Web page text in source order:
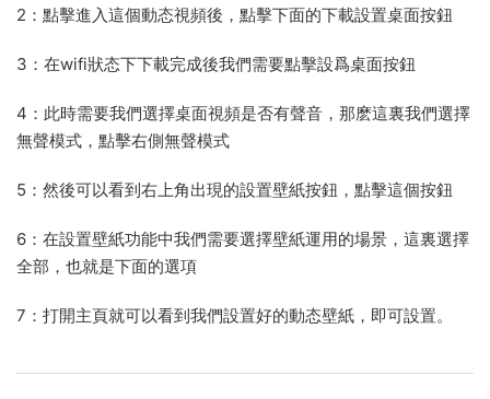
2：點擊進入這個動态視頻後，點擊下面的下載設置桌面按鈕
3：在wifi狀态下下載完成後我們需要點擊設爲桌面按鈕
4：此時需要我們選擇桌面視頻是否有聲音，那麽這裏我們選擇
無聲模式，點擊右側無聲模式
5：然後可以看到右上角出現的設置壁紙按鈕，點擊這個按鈕
6：在設置壁紙功能中我們需要選擇壁紙運用的場景，這裏選擇
全部，也就是下面的選項
7：打開主頁就可以看到我們設置好的動态壁紙，即可設置。